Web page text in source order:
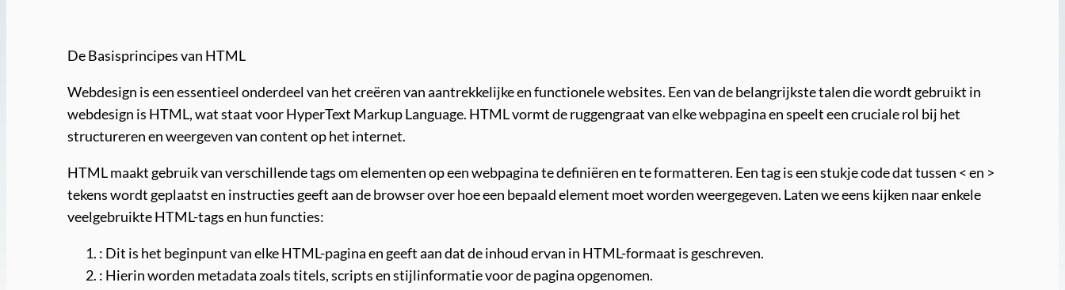
De Basisprincipes van HTML
Webdesign is een essentieel onderdeel van het creëren van aantrekkelijke en functionele websites. Een van de belangrijkste talen die wordt gebruikt in
webdesign is HTML, wat staat voor HyperText Markup Language. HTML vormt de ruggengraat van elke webpagina en speelt een cruciale rol bij het
structureren en weergeven van content op het internet.
HTML maakt gebruik van verschillende tags om elementen op een webpagina te definiëren en te formatteren. Een tag is een stukje code dat tussen < en >
tekens wordt geplaatst en instructies geeft aan de browser over hoe een bepaald element moet worden weergegeven. Laten we eens kijken naar enkele
veelgebruikte HTML-tags en hun functies:
: Dit is het beginpunt van elke HTML-pagina en geeft aan dat de inhoud ervan in HTML-formaat is geschreven.
: Hierin worden metadata zoals titels, scripts en stijlinformatie voor de pagina opgenomen.